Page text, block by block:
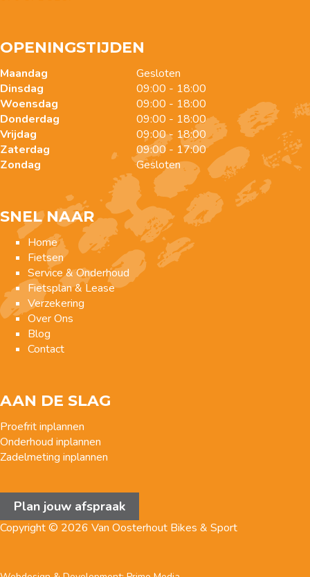
OPENINGSTIJDEN
Maandag
Dinsdag
Woensdag
Donderdag
Vrijdag
Zaterdag
Zondag
Gesloten
09:00 - 18:00
09:00 - 18:00
09:00 - 18:00
09:00 - 18:00
09:00 - 17:00
Gesloten
SNEL NAAR
Home
Fietsen
Service & Onderhoud
Fietsplan & Lease
Verzekering
Over Ons
Blog
Contact
AAN DE SLAG
Proefrit inplannen
Onderhoud inplannen
Zadelmeting inplannen
Plan jouw afspraak
Copyright © 2026 Van Oosterhout Bikes & Sport